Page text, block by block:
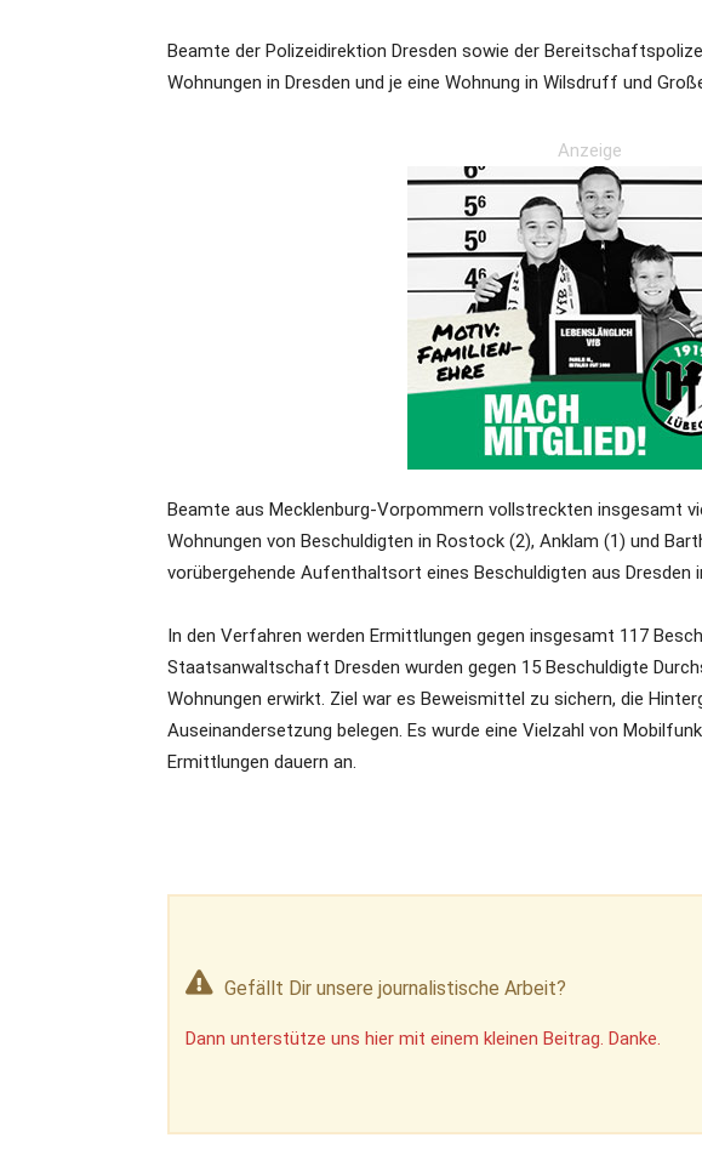
Beamte der Polizeidirektion Dresden sowie der
Wohnungen in Dresden und je eine Wohnung in Wilsdruff und
Anzeige
Beamte aus Mecklenburg-Vorpommern vollstreckten insgesamt
Wohnungen von Beschuldigten in Rostock (2), Anklam (1) und
vorübergehende Aufenthaltsort eines Beschuldigten aus Dresden
In den Verfahren werden Ermittlungen gegen insgesamt 117
Staatsanwaltschaft Dresden wurden gegen 15 Beschuldigte
Wohnungen erwirkt. Ziel war es Beweismittel zu sichern, die
Auseinandersetzung belegen. Es wurde eine Vielzahl von
Ermittlungen dauern an.
Gefällt Dir unsere journalistische Arbeit?
Dann unterstütze uns hier mit einem kleinen Beitrag. Danke.